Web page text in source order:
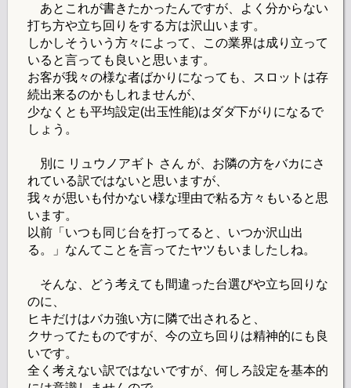
あとこれが書きたかったんですが、よく分からない
打ち方や立ち回りをする方は沢山います。
しかしそういう方々によって、この業界は成り立って
いると言っても良いと思います。
お客が我々の様な者ばかりになっても、スロットは存
続出来るのかもしれませんが、
少なくとも平均設定(出玉性能)はダダ下がりになるで
しょう。
別に リュウノアギト さん が、お隣の方をバカにさ
れている訳ではないと思いますが、
我々が思いも付かない様な理由で粘る方々もいると思
います。
以前「いつも同じ台を打ってると、いつか沢山出
る。」なんてことを言ってたヤツもいましたしね。
そんな、どう考えても間違った台選びや立ち回りな
のに、
ヒキだけはバカ強い方に隣で出されると、
クサってたものですが、今の立ち回りは精神的にも良
いです。
全く考えない訳ではないですが、何しろ設定を基本的